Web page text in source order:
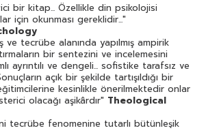
bir kitap... Özellikle din psikolojisi
için okunması gereklidir..."
ve tecrübe alanında yapılmış ampirik
bir sentezini ve incelemesini
ayrıntılı ve dengeli... sofistike tarafsız ve
açık bir şekilde tartışıldığı bir
kesinlikle önerilmektedir onlar
olacağı aşikârdır" Theological
tecrübe fenomenine tutarlı bütünleşik